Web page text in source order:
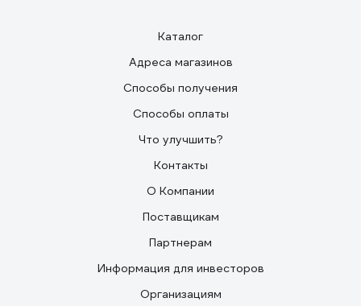
Каталог
Адреса магазинов
Способы получения
Способы оплаты
Что улучшить?
Контакты
О Компании
Поставщикам
Партнерам
Информация для инвесторов
Организациям